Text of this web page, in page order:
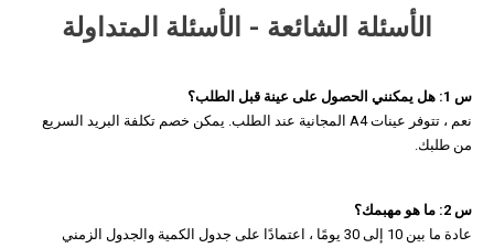
الأسئلة الشائعة - الأسئلة المتداولة
س 1: هل يمكنني الحصول على عينة قبل الطلب؟
نعم ، تتوفر عينات A4 المجانية عند الطلب. يمكن خصم تكلفة البريد السريع
من طلبك.
س 2: ما هو مهبمك؟
عادة ما بين 10 إلى 30 يومًا ، اعتمادًا على جدول الكمية والجدول الزمني